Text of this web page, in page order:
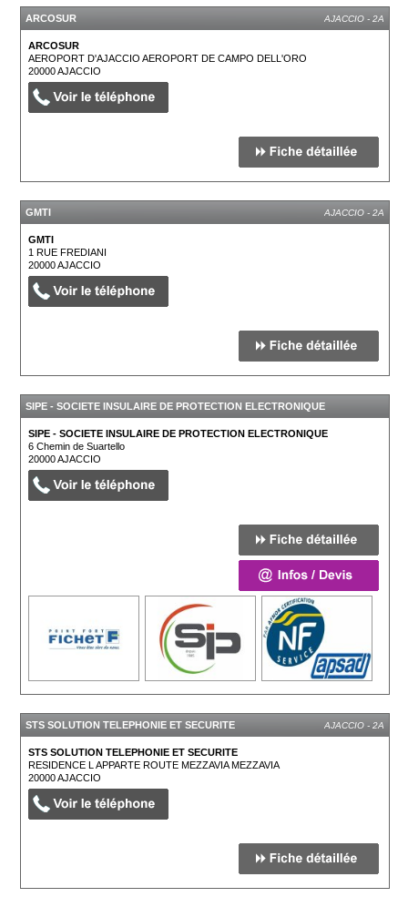
ARCOSUR AJACCIO - 2A
ARCOSUR
AEROPORT D'AJACCIO AEROPORT DE CAMPO DELL'ORO
20000AJACCIO
GMTI AJACCIO - 2A
GMTI
1 RUE FREDIANI
20000AJACCIO
SIPE - SOCIETE INSULAIRE DE PROTECTION ELECTRONIQUE
AJACCIO - 2A
SIPE - SOCIETE INSULAIRE DE PROTECTION ELECTRONIQUE
6 Chemin de Suartello
20000AJACCIO
STS SOLUTION TELEPHONIE ET SECURITE AJACCIO - 2A
STS SOLUTION TELEPHONIE ET SECURITE
RESIDENCE L APPARTE ROUTE MEZZAVIA MEZZAVIA
20000AJACCIO